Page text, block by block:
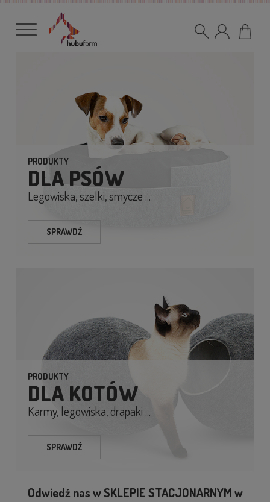
PRODUKTY
DLA PSÓW
Legowiska, szelki, smycze ...
SPRAWDŹ
PRODUKTY
DLA KOTÓW
Karmy, legowiska, drapaki ...
SPRAWDŹ
Odwiedź nas w SKLEPIE STACJONARNYM w